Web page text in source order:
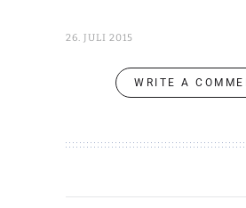
26. JULI 2015
WRITE A